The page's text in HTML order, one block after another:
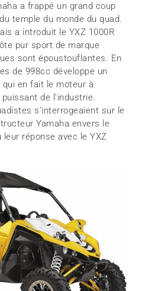
a frappé un grand coup
temple du monde du quad.
a introduit le YXZ 1000R
pur sport de marque
sont époustouflantes. En
de 998cc développe un
en fait le moteur à
de l’industrie.
s’interrogeaient sur le
Yamaha envers le
réponse avec le YXZ